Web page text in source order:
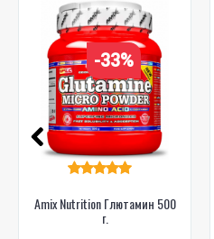
-33%
Amix Nutrition Глютамин 500
г.